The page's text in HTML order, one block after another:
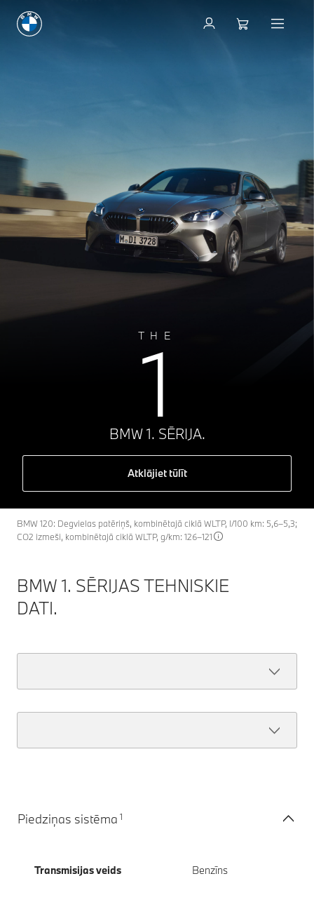
THE
1
BMW 1. SĒRIJA.
Atklājiet tūlīt
BMW 120: Degvielas patēriņš, kombinētajā ciklā WLTP, l/100 km: 5,6–5,3;
CO2 izmeši, kombinētajā ciklā WLTP, g/km: 126–121
BMW 1. SĒRIJAS TEHNISKIE
DATI.
Piedziņas sistēma 1
Transmisijas veids Benzīns